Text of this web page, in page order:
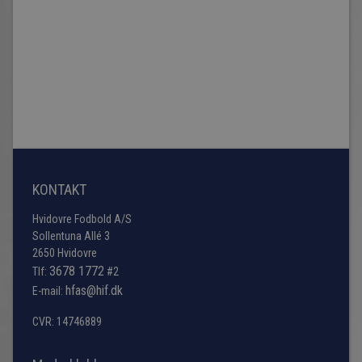
KONTAKT
Hvidovre Fodbold A/S
Sollentuna Allé 3
2650 Hvidovre
Tlf: 3678 1772 #2
E-mail: hfas@hif.dk
CVR: 14746889